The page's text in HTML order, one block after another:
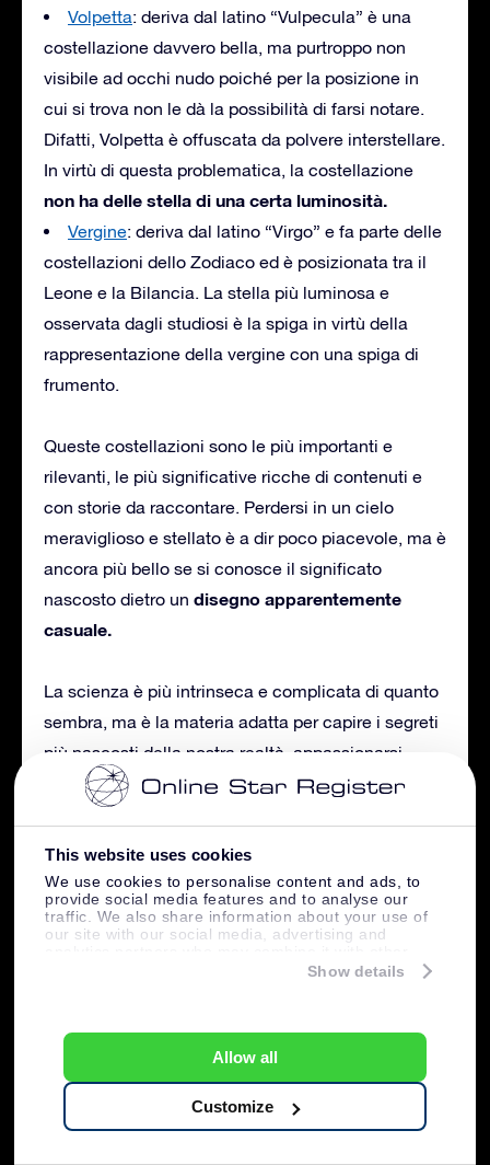
This website uses cookies
We use cookies to personalise content and ads, to
provide social media features and to analyse our
traffic. We also share information about your use of
our site with our social media, advertising and
information that you’ve provided to them or that
Show details
Allow all
Customize
Volpetta: deriva dal latino “Vulpecula” è una
costellazione davvero bella, ma purtroppo non
visibile ad occhi nudo poiché per la posizione in
cui si trova non le dà la possibilità di farsi notare.
Difatti, Volpetta è offuscata da polvere interstellare.
In virtù di questa problematica, la costellazione
non ha delle stella di una certa luminosità.
Vergine: deriva dal latino “Virgo” e fa parte delle
costellazioni dello Zodiaco ed è posizionata tra il
Leone e la Bilancia. La stella più luminosa e
osservata dagli studiosi è la spiga in virtù della
rappresentazione della vergine con una spiga di
frumento.
Queste costellazioni sono le più importanti e
rilevanti, le più significative ricche di contenuti e
con storie da raccontare. Perdersi in un cielo
meraviglioso e stellato è a dir poco piacevole, ma è
ancora più bello se si conosce il significato
nascosto dietro un disegno apparentemente
casuale.
La scienza è più intrinseca e complicata di quanto
sembra, ma è la materia adatta per capire i segreti
più nascosti della nostra realtà, appassionarsi
sempre di più, giorno dopo giorno e non esserne
mai davvero sazi. La storia ci insegna che
guardare le stelle ci porterà sempre alla scelta
giusta.
Massimiliano Milli
Scrittore presso Online Star Register
Massimiliano Milli: Laureato in Lingue e
letterature straniere, aono appassionato di